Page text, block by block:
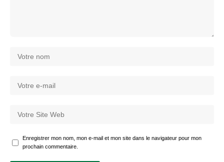
Enregistrer mon nom, mon e-mail et mon site dans le navigateur pour mon
prochain commentaire.